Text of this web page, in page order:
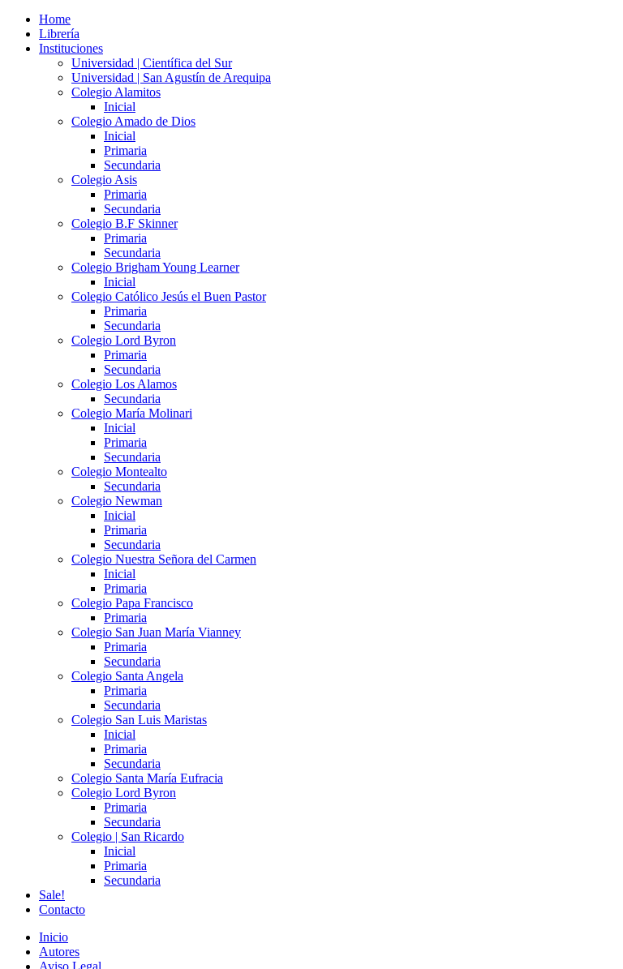
Home
Librería
Instituciones
Universidad | Científica del Sur
Universidad | San Agustín de Arequipa
Colegio Alamitos
Inicial
Colegio Amado de Dios
Inicial
Primaria
Secundaria
Colegio Asis
Primaria
Secundaria
Colegio B.F Skinner
Primaria
Secundaria
Colegio Brigham Young Learner
Inicial
Colegio Católico Jesús el Buen Pastor
Primaria
Secundaria
Colegio Lord Byron
Primaria
Secundaria
Colegio Los Alamos
Secundaria
Colegio María Molinari
Inicial
Primaria
Secundaria
Colegio Montealto
Secundaria
Colegio Newman
Inicial
Primaria
Secundaria
Colegio Nuestra Señora del Carmen
Inicial
Primaria
Colegio Papa Francisco
Primaria
Colegio San Juan María Vianney
Primaria
Secundaria
Colegio Santa Angela
Primaria
Secundaria
Colegio San Luis Maristas
Inicial
Primaria
Secundaria
Colegio Santa María Eufracia
Colegio Lord Byron
Primaria
Secundaria
Colegio | San Ricardo
Inicial
Primaria
Secundaria
Sale!
Contacto
Inicio
Autores